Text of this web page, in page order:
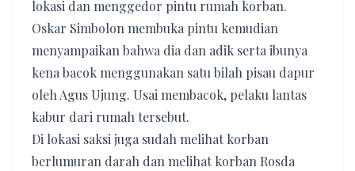
lokasi dan menggedor pintu rumah korban.
Oskar Simbolon membuka pintu kemudian
menyampaikan bahwa dia dan adik serta ibunya
kena bacok menggunakan satu bilah pisau dapur
oleh Agus Ujung. Usai membacok, pelaku lantas
kabur dari rumah tersebut.
Di lokasi saksi juga sudah melihat korban
berlumuran darah dan melihat korban Rosda